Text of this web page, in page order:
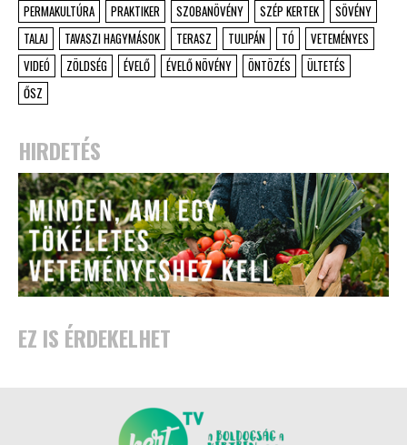
PERMAKULTÚRA
PRAKTIKER SZOBANÖVÉNY SZÉP KERTEK
SÖVÉNY
TALAJ
TAVASZI HAGYMÁSOK TERASZ TULIPÁN TÓ
VETEMÉNYES
VIDEÓ
ZÖLDSÉG ÉVELŐ ÉVELŐ NÖVÉNY ÖNTÖZÉS
ÜLTETÉS
ŐSZ
HIRDETÉS
EZ IS ÉRDEKELHET